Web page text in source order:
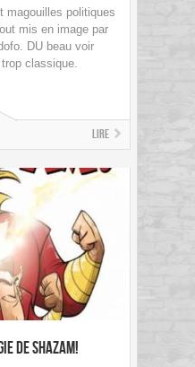
magouilles politiques
mis en image par
DU beau voir
classique.
Lire
de Shazam!